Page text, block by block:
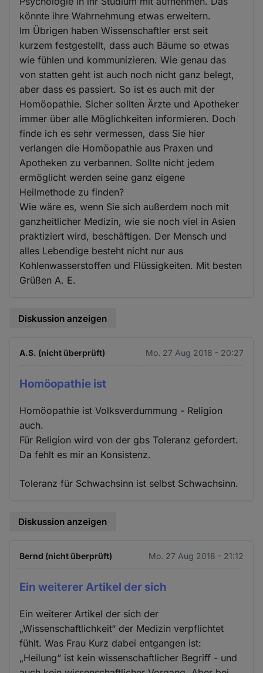
könnte ihre Wahrnehmung etwas erweitern.
Im Übrigen haben Wissenschaftler erst seit
kurzem festgestellt, dass auch Bäume so etwas
wie fühlen und kommunizieren. Wie genau das
von statten geht ist auch noch nicht ganz belegt,
aber dass es passiert. So ist es auch mit der
Homöopathie. Sicher sollten Ärzte und Apotheker
immer über alle Möglichkeiten informieren. Doch
finde ich es sehr vermessen, dass Sie hier
verlangen die Homöopathie aus Praxen und
Apotheken zu verbannen. Sollte nicht jedem
ermöglicht werden seine ganz eigene
Heilmethode zu finden?
Wie wäre es, wenn Sie sich außerdem noch mit
ganzheitlicher Medizin, wie sie noch viel in Asien
praktiziert wird, beschäftigen. Der Mensch und
alles Lebendige besteht nicht nur aus
Kohlenwasserstoffen und Flüssigkeiten. Mit besten
Grüßen A. E.
Diskussion anzeigen
A.S. (nicht überprüft) Mo. 27 Aug 2018 - 20:27
Homöopathie ist
Homöopathie ist Volksverdummung - Religion
auch.
Für Religion wird von der gbs Toleranz gefordert.
Da fehlt es mir an Konsistenz.
Toleranz für Schwachsinn ist selbst Schwachsinn.
Diskussion anzeigen
Bernd (nicht überprüft) Mo. 27 Aug 2018 - 21:12
Ein weiterer Artikel der sich
Ein weiterer Artikel der sich der
„Wissenschaftlichkeit“ der Medizin verpflichtet
fühlt. Was Frau Kurz dabei entgangen ist:
„Heilung“ ist kein wissenschaftlicher Begriff - und